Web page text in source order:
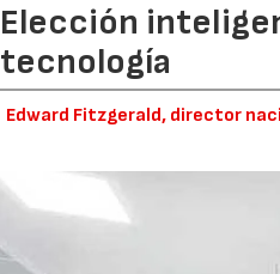
Elección
tecnología
Edward Fitzgerald, director